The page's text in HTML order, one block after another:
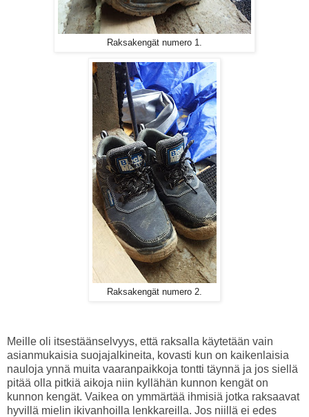
Raksakengät numero 1.
Raksakengät numero 2.
Meille oli itsestäänselvyys, että raksalla käytetään vain
asianmukaisia suojajalkineita, kovasti kun on kaikenlaisia
nauloja ynnä muita vaaranpaikkoja tontti täynnä ja jos siellä
pitää olla pitkiä aikoja niin kyllähän kunnon kengät on
kunnon kengät. Vaikea on ymmärtää ihmisiä jotka raksaavat
hyvillä mielin ikivanhoilla lenkkareilla. Jos niillä ei edes